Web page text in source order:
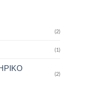
(2)
(1)
(2)